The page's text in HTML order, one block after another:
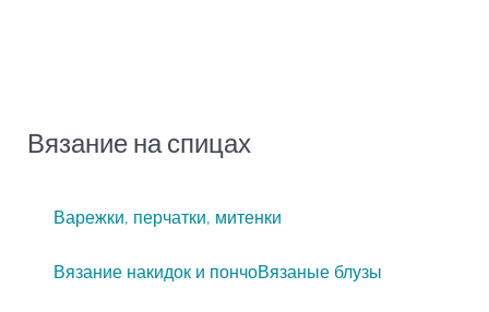
Вязание на спицах
Варежки, перчатки, митенки
Вязание накидок и пончоВязаные блузы